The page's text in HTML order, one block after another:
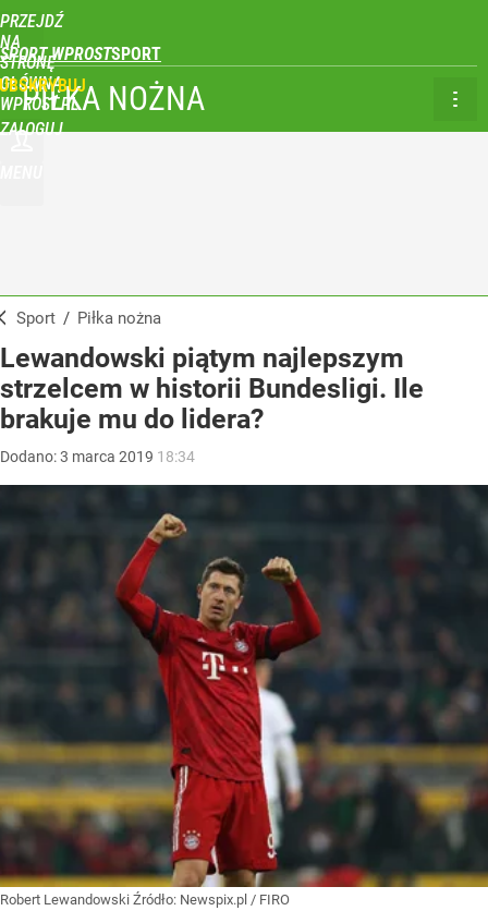
PRZEJDŹ
NA
STRONĘ
GŁÓWNĄ
WPROST.PL
SPORT WPROST
ZALOGUJ
PIŁKA NOŻNA
Sport / Piłka nożna
Lewandowski piątym najlepszym
strzelcem w historii Bundesligi. Ile
brakuje mu do lidera?
Dodano:3 marca 2019 18:34
Robert Lewandowski Źródło: Newspix.pl / FIRO